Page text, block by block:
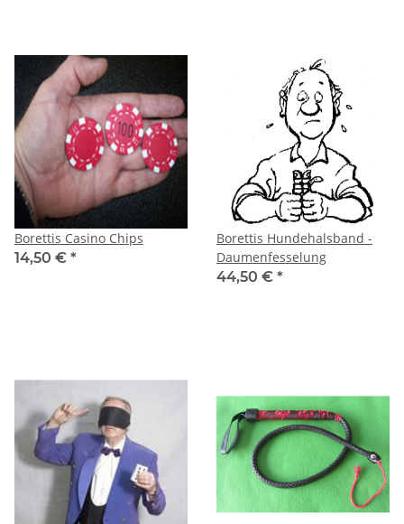
Borettis Casino Chips
14,50 € *
Borettis Hundehalsband -
Daumenfesselung
44,50 € *